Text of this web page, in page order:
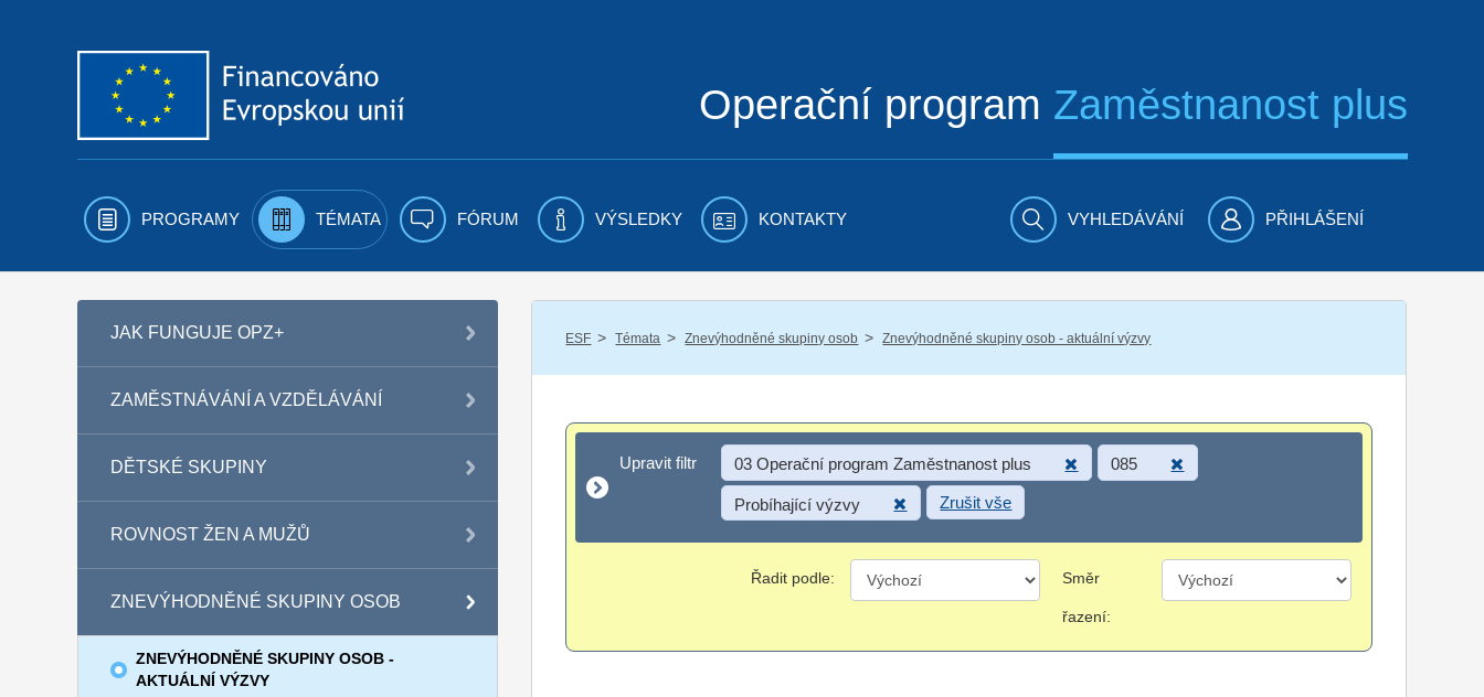
Operační program Zaměstnanost plus
PROGRAMY TÉMATA FÓRUM VÝSLEDKY KONTAKTY VYHLEDÁVÁNÍ PŘIHLÁŠENÍ
JAK FUNGUJE OPZ+
ZAMĚSTNÁVÁNÍ A VZDĚLÁVÁNÍ
DĚTSKÉ SKUPINY
ROVNOST ŽEN A MUŽŮ
ZNEVÝHODNĚNÉ SKUPINY OSOB
ZNEVÝHODNĚNÉ SKUPINY OSOB -
AKTUÁLNÍ VÝZVY
ESF / Témata / Znevýhodněné skupiny osob / Znevýhodněné skupiny osob - aktuální výzvy
Upravit filtr
Upravit filtr 03 Operační program Zaměstnanost plus 085
Probíhající výzvy Zrušit vše
Řadit podle: Směr
řazení: